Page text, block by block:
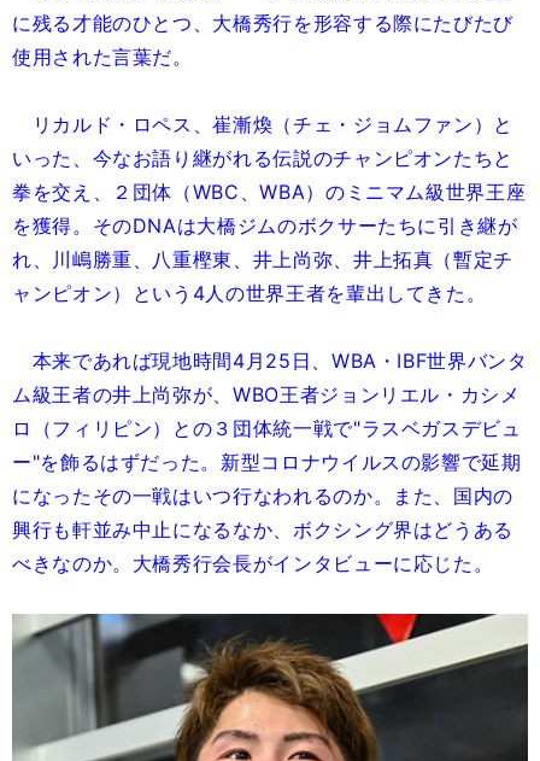
に残る才能のひとつ、大橋秀行を形容する際にたびたび
使用された言葉だ。
リカルド・ロペス、崔漸煥（チェ・ジョムファン）と
いった、今なお語り継がれる伝説のチャンピオンたちと
拳を交え、２団体（WBC、WBA）のミニマム級世界王座
を獲得。そのDNAは大橋ジムのボクサーたちに引き継が
れ、川嶋勝重、八重樫東、井上尚弥、井上拓真（暫定チ
ャンピオン）という4人の世界王者を輩出してきた。
本来であれば現地時間4月25日、WBA・IBF世界バンタ
ム級王者の井上尚弥が、WBO王者ジョンリエル・カシメ
ロ（フィリピン）との３団体統一戦で"ラスベガスデビュ
ー"を飾るはずだった。新型コロナウイルスの影響で延期
になったその一戦はいつ行なわれるのか。また、国内の
興行も軒並み中止になるなか、ボクシング界はどうある
べきなのか。大橋秀行会長がインタビューに応じた。